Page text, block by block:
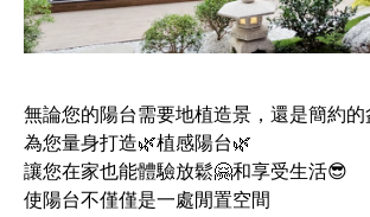
無論您的陽台需要地植造景，還是簡約
為您量身打造🌿植感陽台🌿
讓您在家也能體驗放鬆🤗和享受生活😎
使陽台不僅僅是一處閒置空間